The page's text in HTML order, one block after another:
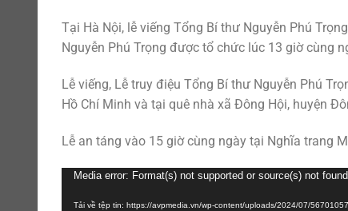
Tại Hà Nội, lễ viếng Tổng Bí thư Nguyễn Phú
Nguyễn Phú Trọng được tổ chức lúc 13 giờ cùng
Lễ viếng, Lễ truy điệu Tổng Bí thư Nguyễn Phú
Hồ Chí Minh và tại quê nhà xã Đông Hội, huyện
Lễ an táng vào 15 giờ cùng ngày tại Nghĩa trang
Trình
Media error: Format(s) not supported or source(s) not found
Tải về tệp tin: https://avpmedia.vn/wp-content/uploads/2024/07/